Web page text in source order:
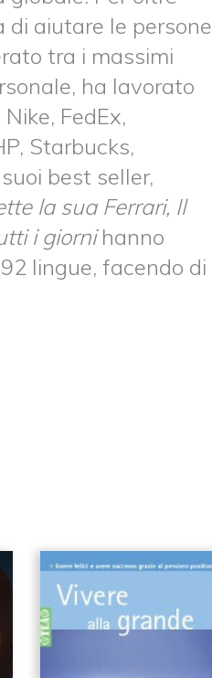
aiutare le persone
tra i massimi
ha lavorato
FedEx,
Starbucks,
best seller,
la sua Ferrari, Il
igiornihanno
lingue, facendo di